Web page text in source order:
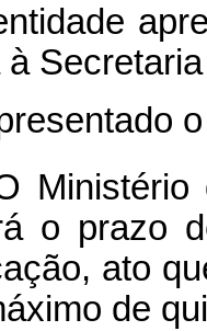
o
o prazo
ato
de